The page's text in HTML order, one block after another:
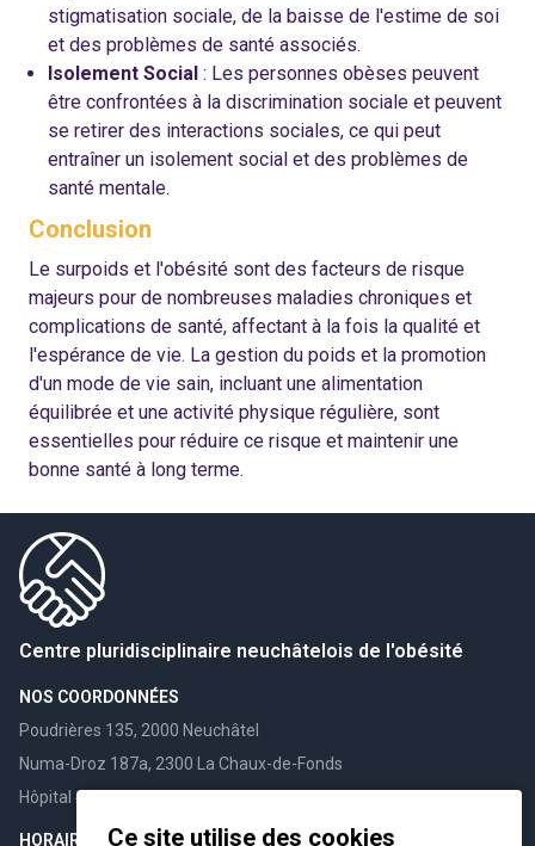
Ce site utilise des cookies
stigmatisation sociale, de la baisse de l'estime de soi
et des problèmes de santé associés.
Isolement Social : Les personnes obèses peuvent
être confrontées à la discrimination sociale et peuvent
se retirer des interactions sociales, ce qui peut
entraîner un isolement social et des problèmes de
santé mentale.
Conclusion
Le surpoids et l'obésité sont des facteurs de risque
majeurs pour de nombreuses maladies chroniques et
complications de santé, affectant à la fois la qualité et
l'espérance de vie. La gestion du poids et la promotion
d'un mode de vie sain, incluant une alimentation
équilibrée et une activité physique régulière, sont
essentielles pour réduire ce risque et maintenir une
bonne santé à long terme.
Centre pluridisciplinaire neuchâtelois de l'obésité
NOS COORDONNÉES
Poudrières 135, 2000 Neuchâtel
Numa-Droz 187a, 2300 La Chaux-de-Fonds
Hôpital 4, 2108 Couvet
HORAIRES